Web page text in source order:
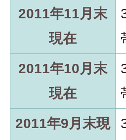
2011年11月末
現在
2011年10月末
現在
2011年9月末現